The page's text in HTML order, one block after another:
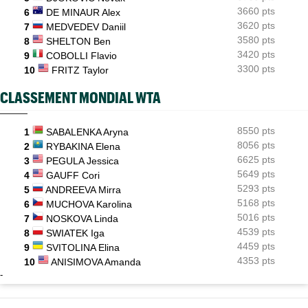
6
DE MINAUR Alex
3660 pts
7
MEDVEDEV Daniil
3620 pts
8
SHELTON Ben
3580 pts
9
COBOLLI Flavio
3420 pts
10
FRITZ Taylor 3300 pts
CLASSEMENT MONDIAL WTA
1 SABALENKA Aryna
8550 pts
2
RYBAKINA Elena
8056 pts
3
PEGULA Jessica
6625 pts
4
GAUFF Cori
5649 pts
5
ANDREEVA Mirra
5293 pts
6
MUCHOVA Karolina
5168 pts
7
NOSKOVA Linda
5016 pts
8
SWIATEK Iga
4539 pts
9
SVITOLINA Elina
4459 pts
10
ANISIMOVA Amanda 4353 pts
-